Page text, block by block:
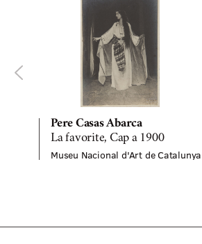
Pere Casas Abarca
La favorite, Cap a 1900
Museu Nacional d'Art de Catalunya